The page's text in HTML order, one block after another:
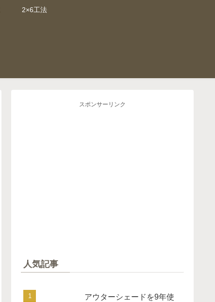
2×6工法
スポンサーリンク
人気記事
アウターシェードを9年使